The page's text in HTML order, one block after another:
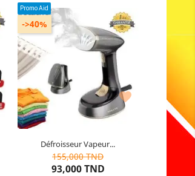

Promo Aid
Défroisseur Vapeur...
155,000 TND
93,000 TND
->40%
Garantie : 1 an
Modèle : SK-GT-3065
10articles restants